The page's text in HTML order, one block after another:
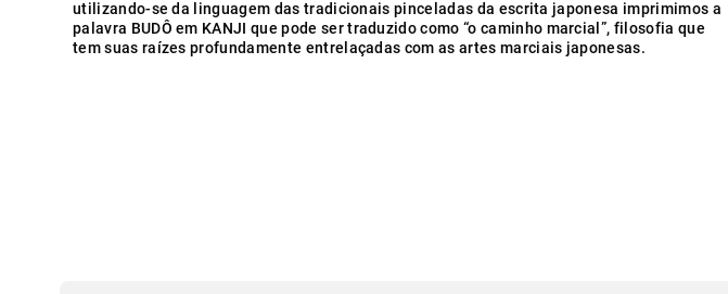
utilizando-se da linguagem das tradicionais pinceladas da escrita japonesa imprimimos a
palavra BUDÔ em KANJI que pode ser traduzido como “o caminho marcial”, filosofia que
tem suas raízes profundamente entrelaçadas com as artes marciais japonesas.